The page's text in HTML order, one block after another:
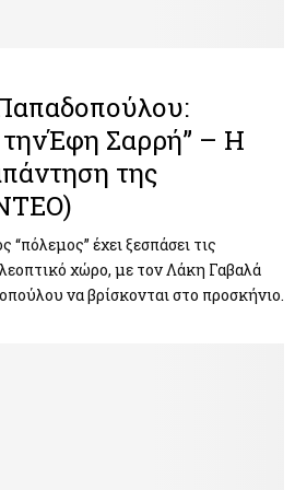
τηνΈφη Σαρρή” – Η
της
“πόλεμος” έχει ξεσπάσει τις
χώρο, με τον Λάκη Γαβαλά
να βρίσκονται στο προσκήνιο.